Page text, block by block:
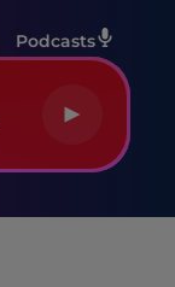
Podcasts